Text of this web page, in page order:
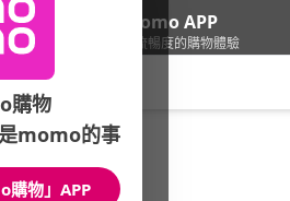
下載momo APP
給你3倍流暢度的購物體驗
彩妝保養/香水/熱銷香(A-Z)
館長推薦 月銷量
購物
momo的事
購物」APP